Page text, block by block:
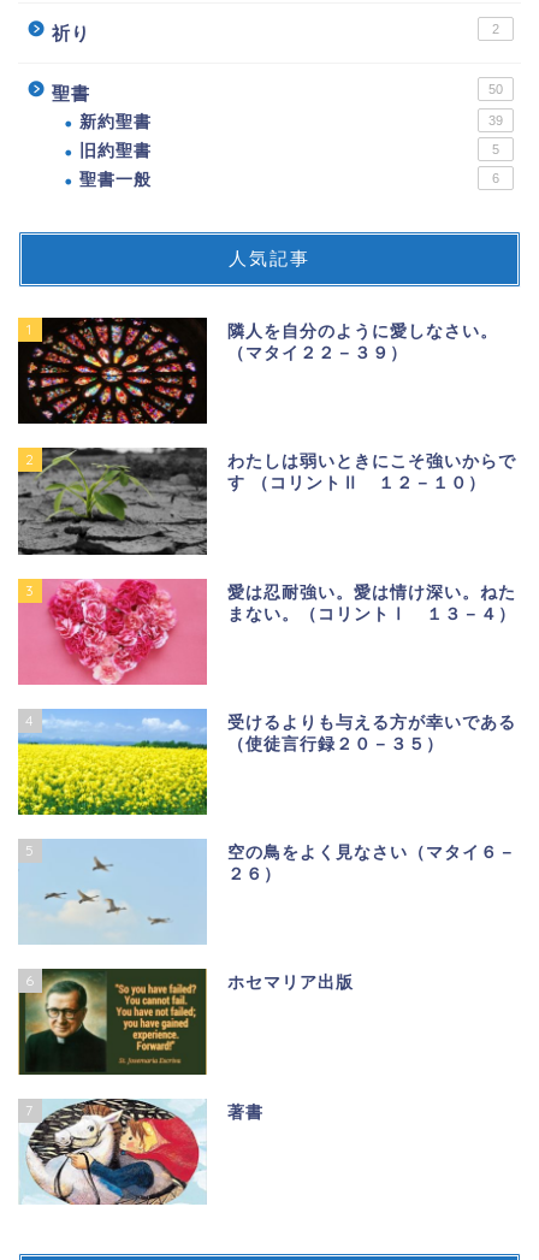
祈り 2
聖書 50
新約聖書 39
旧約聖書 5
聖書一般 6
人気記事
1
隣人を自分のように愛しなさい。
（マタイ２２－３９）
2
わたしは弱いときにこそ強いからで
す （コリントⅡ １２－１０）
3
愛は忍耐強い。愛は情け深い。ねた
まない。（コリントⅠ １３－４）
4
受けるよりも与える方が幸いである
（使徒言行録２０－３５）
5
空の鳥をよく見なさい（マタイ６－
２６）
6 ホセマリア出版
7 著書